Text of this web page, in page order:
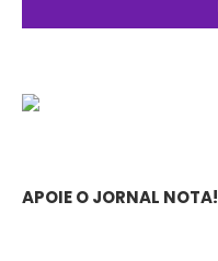
APOIE O JORNAL NOTA!